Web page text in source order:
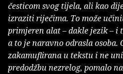
česticom svog tijela, ali kao
izraziti riječima. To može
primjeren alat – dakle jezik – i
a to je naravno odrasla osoba.
zakamuflirana u tekstu i ne
predodžbu nezrelog, pomalo